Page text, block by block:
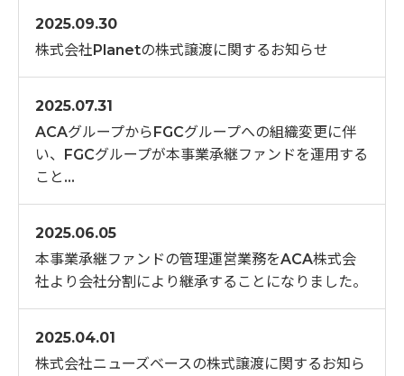
2025.09.30
株式会社Planetの株式譲渡に関するお知らせ
2025.07.31
ACAグループからFGCグループへの組織変更に伴
い、FGCグループが本事業承継ファンドを運用する
こと…
2025.06.05
本事業承継ファンドの管理運営業務をACA株式会
社より会社分割により継承することになりました。
2025.04.01
株式会社ニューズベースの株式譲渡に関するお知ら